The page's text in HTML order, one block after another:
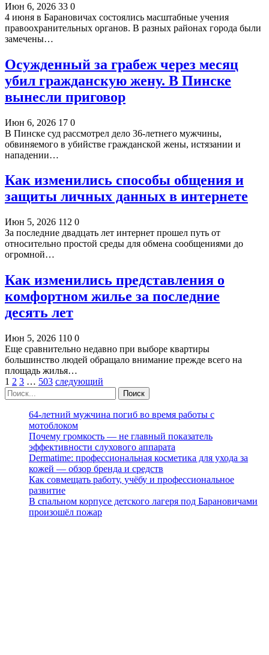
Июн 6, 2026 33 0
4 июня в Барановичах состоялись масштабные учения
правоохранительных органов. В разных районах города были
замечены…
Осужденный за грабеж через месяц
убил гражданскую жену. В Пинске
вынесли приговор
Июн 6, 2026 17 0
В Пинске суд рассмотрел дело 36-летнего мужчины,
обвиняемого в убийстве гражданской жены, истязании и
нападении…
Как изменились способы общения и
защиты личных данных в интернете
Июн 5, 2026 112 0
За последние двадцать лет интернет прошел путь от
относительно простой среды для обмена сообщениями до
огромной…
Как изменились представления о
комфортном жилье за последние
десять лет
Июн 5, 2026 110 0
Еще сравнительно недавно при выборе квартиры
большинство людей обращало внимание прежде всего на
площадь жилья…
1 2 3 … 503 следующий
64-летний мужчина погиб во время работы с
мотоблоком
Почему громкость — не главный показатель
эффективности слухового аппарата
Dermatime: профессиональная косметика для ухода за
кожей — обзор бренда и средств
Как совмещать работу, учёбу и профессиональное
развитие
В спальном корпусе детского лагеря под Барановичами
произошёл пожар